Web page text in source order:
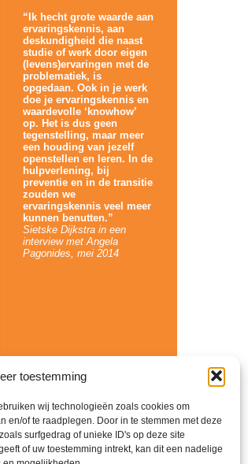
toestemming
wij technologieën zoals cookies om
en/of te raadplegen. Door in te stemmen met deze
surfgedrag of unieke ID's op deze site
of uw toestemming intrekt, kan dit een nadelige
“Ik hecht grote waarde aan
ervaringskennis, aan
deskundigheid die naast
studie of werk door eigen
(levens)ervaringen met de
problematiek, is
opgedaan. Ook in je werk
doe je ervaringskennis en
waardevolle ‘knowhow’
op. Het is dus geen
tegenstelling, maar meer
een houding van jezelf
openstellen en leren. In de
hulpverlening, bij
preventie en in de transitie
zouden we
ervaringskennis veel meer
kunnen benutten.”
Sietske Dijkstra in een
interview met Angela
Pagonides, mei 2014